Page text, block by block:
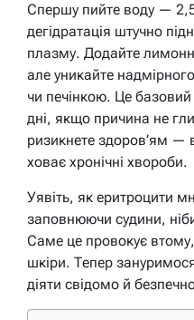
Спершу пийте воду —
дегідратація штучно
плазму. Додайте
але уникайте
чи печінкою. Це базовий
дні, якщо причина не
ризикнете здоров’ям —
ховає хронічні хвороби.
Уявіть, як еритроцити
заповнюючи судини,
Саме це провокує
шкіри. Тепер
діяти свідомо й